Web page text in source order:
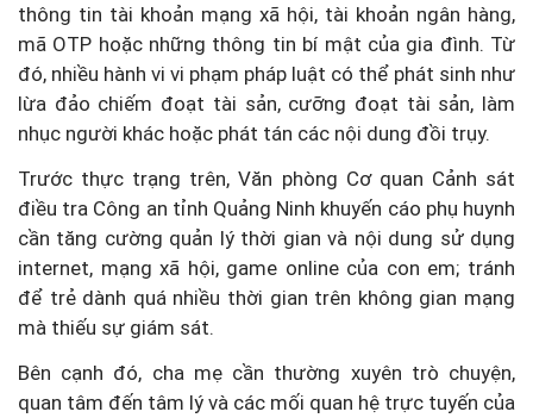
thông tin tài khoản mạng xã hội, tài khoản ngân hàng,
mã OTP hoặc những thông tin bí mật của gia đình. Từ
đó, nhiều hành vi vi phạm pháp luật có thể phát sinh như
lừa đảo chiếm đoạt tài sản, cưỡng đoạt tài sản, làm
nhục người khác hoặc phát tán các nội dung đồi trụy.
Trước thực trạng trên, Văn phòng Cơ quan Cảnh sát
điều tra Công an tỉnh Quảng Ninh khuyến cáo phụ huynh
cần tăng cường quản lý thời gian và nội dung sử dụng
internet, mạng xã hội, game online của con em; tránh
để trẻ dành quá nhiều thời gian trên không gian mạng
mà thiếu sự giám sát.
Bên cạnh đó, cha mẹ cần thường xuyên trò chuyện,
quan tâm đến tâm lý và các mối quan hệ trực tuyến của